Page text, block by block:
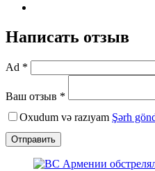
Написать отзыв
Ad *
Ваш отзыв *
Oxudum və razıyam Şərh
Отправить